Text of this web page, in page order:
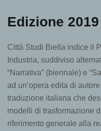
Edizione 2019
Città Studi Biella indice il
Industria, suddiviso
“Narrativa” (biennale) e
ad un’opera edita di
traduzione italiana che
modelli di trasformazione
riferimento generale alla